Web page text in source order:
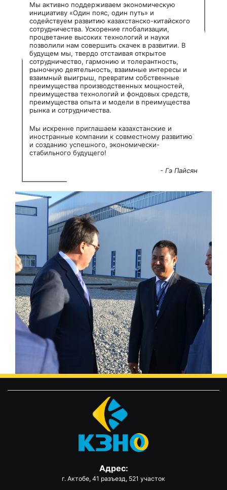
Мы активно поддерживаем экономическую
инициативу «Один пояс, один путь» и
содействуем развитию казахстанско-китайского
сотрудничества. Ускорение глобализации,
процветание высоких технологий и науки
позволили нам совершить скачек в развитии. В
будущем мы, твердо отстаивая открытое
сотрудничество, гармонию и толерантность,
рыночную деятельность, взаимные интересы и
взаимный выигрыш, превратим собственные
преимущества производственных мощностей,
преимущества технологий и фондовых средств,
преимущества опыта и модели в преимущества
рынка и сотрудничества.
Мы искренне приглашаем казахстанские и
иностранные компании к совместному развитию
и созданию успешного, экономически-
стабильного будущего!
Гэ Пайсян
Адрес:
г. Актобе, 41 разъезд, 521 участок